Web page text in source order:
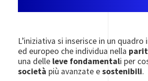
L’iniziativa si inserisce in un
ed europeo che individua nella
una delle leve fondamentali per
società più avanzate esostenibili.